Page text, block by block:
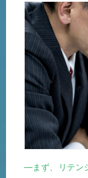
―まず、リテン